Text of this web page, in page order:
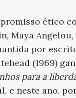
ético
Maya
por
(1969)
para a
e neste ano,